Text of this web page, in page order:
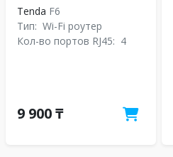
Tenda F6
Тип: Wi-Fi роутер
Кол-во портов RJ45: 4
9 900 ₸